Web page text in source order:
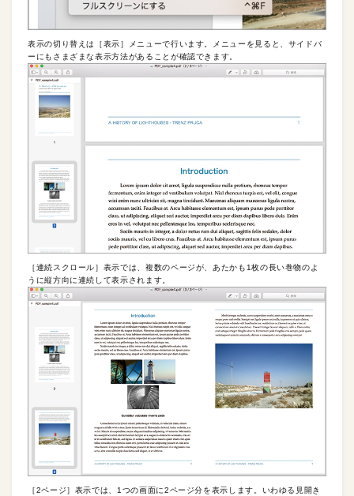
表示の切り替えは［表示］メニューで行います。メニューを見ると、サイドバ
ーにもさまざまな表示方法があることが確認できます。
［連続スクロール］表示では、複数のページが、あたかも1枚の長い巻物のよ
うに縦方向に連続して表示されます。
［2ページ］表示では、1つの画面に2ページ分を表示します。いわゆる見開き